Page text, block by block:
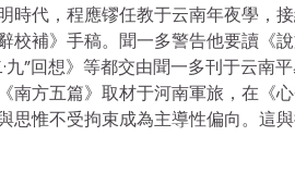
時代，程應镠任教于云南年夜學，
校補》手稿。聞一多警告他要讀《
九”回想》等都交由聞一多刊于云
南方五篇》取材于河南軍旅，在《
思惟不受拘束成為主導性偏向。這